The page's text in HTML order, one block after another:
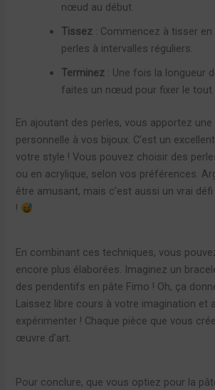
nœud au début.
Tissez : Commencez à tisser
perles à intervalles réguliers.
Terminez : Une fois la longueur
faites un nœud pour fixer le tout.
En ajoutant des perles, vous apportez
personnelle à vos bijoux. C’est un
votre style ! Vous pouvez choisir des
ou en acrylique, selon vos préférences.
être amusant, mais c’est aussi un vrai
!
En combinant ces techniques, vous
encore plus élaborées. Imaginez un
des pendentifs en pâte Fimo ! Oh, ça
Laissez libre cours à votre imagination et
expérimenter ! Chaque pièce que vous
œuvre d’art.
Pour conclure, que vous optiez pour la